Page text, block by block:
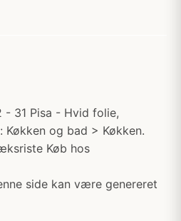
31 Pisa - Hvid folie,
Køkken og bad > Køkken.
Køb hos
side kan være genereret